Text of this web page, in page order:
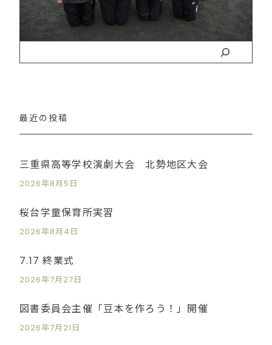
最近の投稿
三重県高等学校演劇大会 北勢地区大会
2026年8月5日
桜台学童保育所実習
2026年8月4日
7.17 終業式
2026年7月27日
図書委員会主催「豆本を作ろう！」開催
2026年7月21日